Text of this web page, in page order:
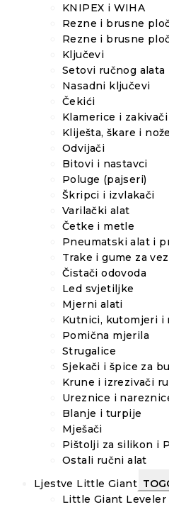
KNIPEX i WIHA
Rezne i brusne
Rezne i brusne
Ključevi
Setovi ručnog alata
Nasadni ključevi
Čekići
Klamerice i zakivači
Kliješta, škare i
Odvijači
Bitovi i nastavci
Poluge (pajseri)
Škripci i izvlakači
Varilački alat
Četke i metle
Pneumatski alat i
Trake i gume za
Čistači odovoda
Led svjetiljke
Mjerni alati
Kutnici, kutomjeri i
Pomična mjerila
Strugalice
Sjekači i špice za
Krune i izrezivači
Ureznice i
Blanje i turpije
Mješači
Pištolji za silikon i
Ostali ručni alat
Ljestve Little Giant
Little Giant Leveler